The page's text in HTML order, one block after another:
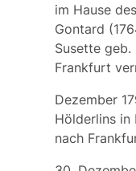
im Hause
Gontard
Susettegeb.
Frankfurt
Dezember
Hölderlinsin
nach